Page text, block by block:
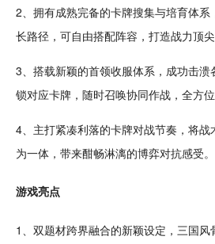
2、拥有成熟完备的卡牌搜集与培育体系
长路径，可自由搭配阵容，打造战力顶尖
3、搭载新颖的首领收服体系，成功击
锁对应卡牌， 随时召唤协同作战，全方
4、主打紧凑利落的卡牌对战节奏，将战
为一体，带来酣畅淋漓的博弈对抗感受。
游戏亮点
1、双题材跨界融合的新颖设定，三国风